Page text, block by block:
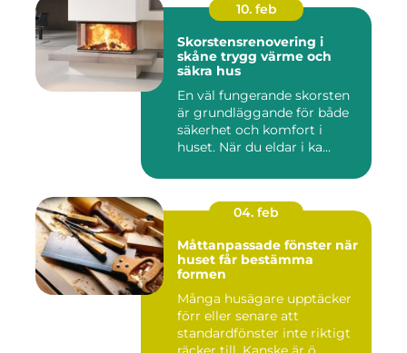
10. feb
Skorstensrenovering i
skåne trygg värme och
säkra hus
En väl fungerande skorsten
är grundläggande för både
säkerhet och komfort i
huset. När du eldar i ka...
04. feb
Måttanpassade fönster när
huset får bestämma
formen
Många husägare upptäcker
förr eller senare att
standardfönster inte riktigt